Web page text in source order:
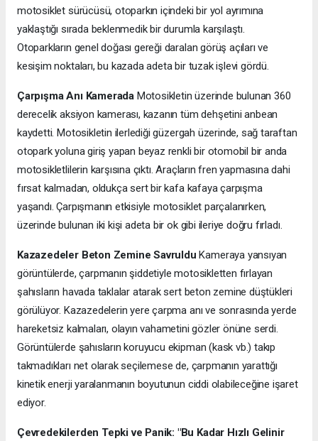
motosiklet sürücüsü, otoparkın içindeki bir yol ayrımına
yaklaştığı sırada beklenmedik bir durumla karşılaştı.
Otoparkların genel doğası gereği daralan görüş açıları ve
kesişim noktaları, bu kazada adeta bir tuzak işlevi gördü.
Çarpışma Anı KameradaMotosikletin üzerinde bulunan 360
derecelik aksiyon kamerası, kazanın tüm dehşetini anbean
kaydetti. Motosikletin ilerlediği güzergah üzerinde, sağ taraftan
otopark yoluna giriş yapan beyaz renkli bir otomobil bir anda
motosikletlilerin karşısına çıktı. Araçların fren yapmasına dahi
fırsat kalmadan, oldukça sert bir kafa kafaya çarpışma
yaşandı. Çarpışmanın etkisiyle motosiklet parçalanırken,
üzerinde bulunan iki kişi adeta bir ok gibi ileriye doğru fırladı.
Kazazedeler Beton Zemine Savruldu Kameraya yansıyan
görüntülerde, çarpmanın şiddetiyle motosikletten fırlayan
şahısların havada taklalar atarak sert beton zemine düştükleri
görülüyor. Kazazedelerin yere çarpma anı ve sonrasında yerde
hareketsiz kalmaları, olayın vahametini gözler önüne serdi.
Görüntülerde şahısların koruyucu ekipman (kask vb.) takıp
takmadıkları net olarak seçilemese de, çarpmanın yarattığı
kinetik enerji yaralanmanın boyutunun ciddi olabileceğine işaret
ediyor.
Çevredekilerden Tepki ve Panik: "Bu Kadar Hızlı Gelinir